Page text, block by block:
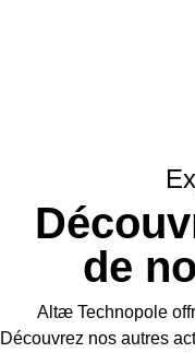
de
Altæ Technopole
Découvrez nos autres